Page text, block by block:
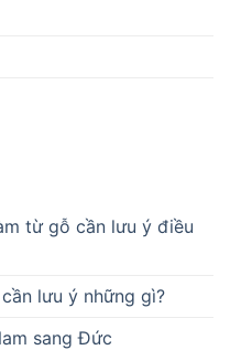
từ gỗ cần lưu ý điều
lưu ý những gì?
sang Đức